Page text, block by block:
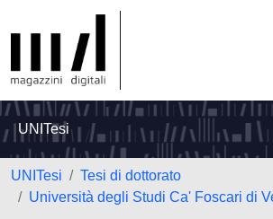
UNITesi
UNITesi
Tesi di dottorato
Università degli Studi Ca' Foscari di